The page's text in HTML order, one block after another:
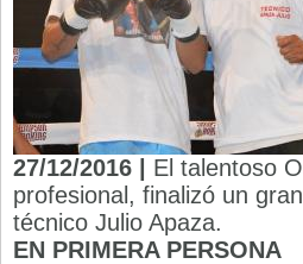
27/12/2016 | El talentoso
profesional, finalizó un
técnico Julio Apaza.
EN PRIMERA PERSONA